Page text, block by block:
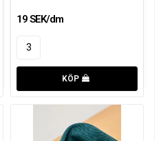
19 SEK/dm
KÖP